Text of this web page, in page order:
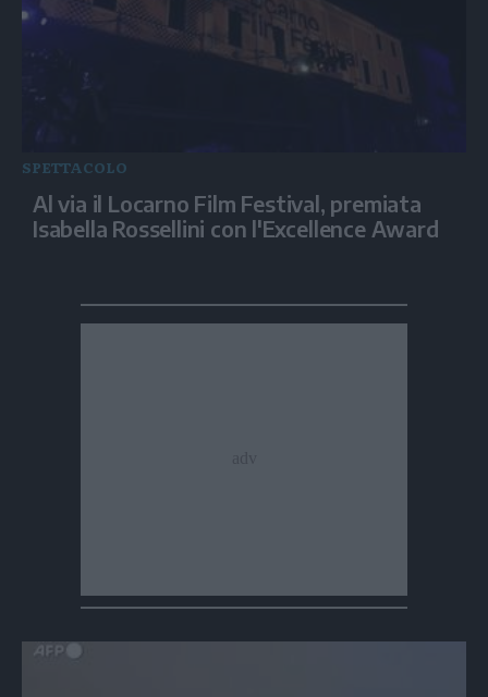
SPETTACOLO
Al via il Locarno Film Festival, premiata
Isabella Rossellini con l'Excellence Award